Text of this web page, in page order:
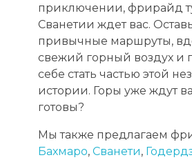
приключении, фрирайд
Сванетии ждет вас.
привычные маршруты,
свежий горный воздух и
себе стать частью этой
истории. Горы уже ждут
готовы?
Мы также предлагаем
Бахмаро, Сванети,